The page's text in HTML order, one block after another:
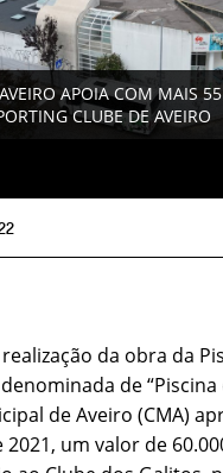
APOIA COM MAIS
CLUBE DE AVEIRO
da obra da
de “Piscina
de Aveiro (CMA)
um valor de